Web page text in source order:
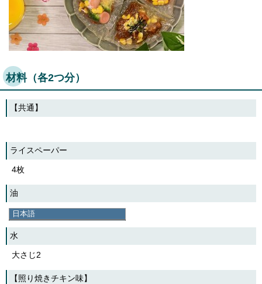
日本語
日本語
English
한국어
简体中文
繁體中文
材料（各2つ分）
【共通】
ライスペーパー
4枚
油
大さじ1
水
大さじ2
【照り焼きチキン味】